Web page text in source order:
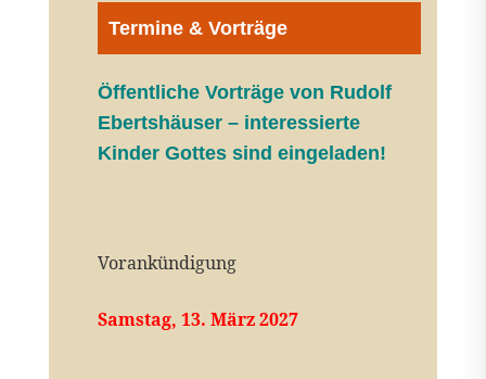
Termine & Vorträge
Öffentliche Vorträge von Rudolf
Ebertshäuser – interessierte
Kinder Gottes sind eingeladen!
Vorankündigung
Samstag, 13. März 2027